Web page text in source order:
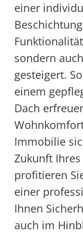
einer
sondern
gesteigert.
einem
Dach
Immobilie
Zukunft
profitieren
einer
Ihnen
auch im